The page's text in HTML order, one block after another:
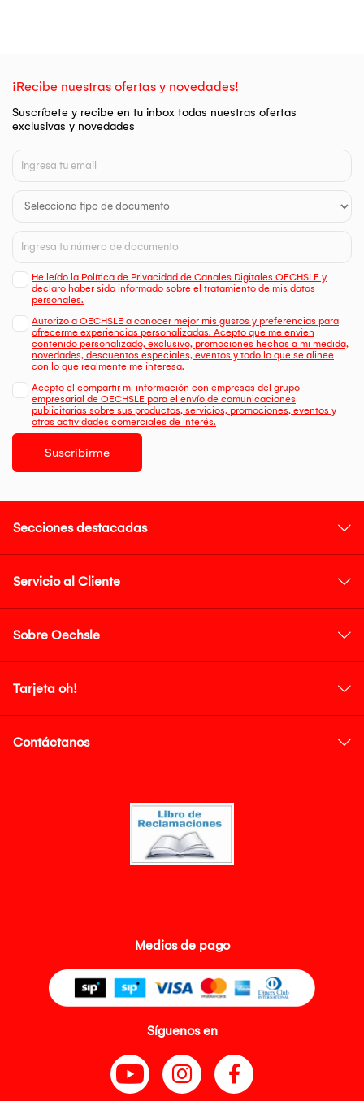
¡Recibe nuestras ofertas y novedades!
Suscríbete y recibe en tu inbox todas nuestras ofertas
exclusivas y novedades
He leído la Política de Privacidad de Canales Digitales OECHSLE y
declaro haber sido informado sobre el tratamiento de mis datos
personales.
Autorizo a OECHSLE a conocer mejor mis gustos y preferencias para
ofrecerme experiencias personalizadas. Acepto que me envien
contenido personalizado, exclusivo, promociones hechas a mi medida,
novedades, descuentos especiales, eventos y todo lo que se alinee
con lo que realmente me interesa.
Acepto el compartir mi información con empresas del grupo
empresarial de OECHSLE para el envío de comunicaciones
publicitarias sobre sus productos, servicios, promociones, eventos y
otras actividades comerciales de interés.
Suscribirme
Secciones destacadas
Servicio al Cliente
Sobre Oechsle
Tarjeta oh!
Contáctanos
Medios de pago
Síguenos en